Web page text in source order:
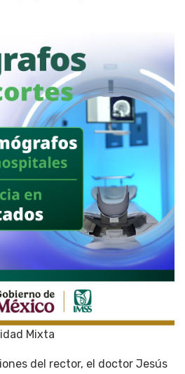
Mixta
del rector, el doctor Jesús